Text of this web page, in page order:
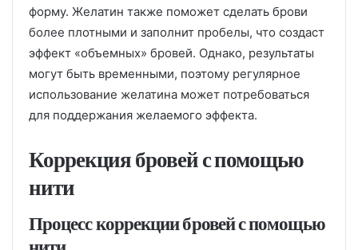
форму. Желатин также поможет сделать брови
более плотными и заполнит пробелы, что создаст
эффект «объемных» бровей. Однако, результаты
могут быть временными, поэтому регулярное
использование желатина может потребоваться
для поддержания желаемого эффекта.
Коррекция бровей с помощью
нити
Процесс коррекции бровей с помощью